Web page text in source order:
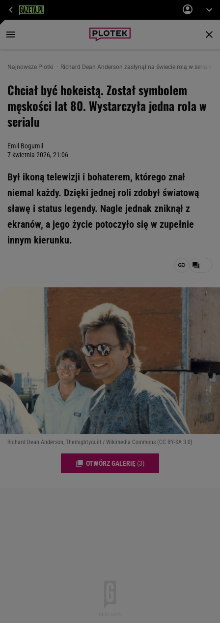
Najnowsze Plotki Richard Dean Anderson zasłynął na świecie rolą w
Chciał być hokeistą. Został symbolem
męskości lat 80. Wystarczyła jedna rola w
serialu
Emil Bogumił
7 kwietnia 2026, 21:06
Był ikoną telewizji i bohaterem, którego znał
niemal każdy. Dzięki jednej roli zdobył światową
sławę i status legendy. Nagle jednak zniknął z
ekranów, a jego życie potoczyło się w zupełnie
innym kierunku.
Richard Dean Anderson, Themightyquill / Wikimedia Commons (CC BY-SA 3.0)
OTWÓRZ GALERIĘ (3)